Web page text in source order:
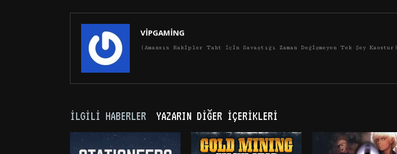
VİPGAMİNG
(Amansız Rakipler Taht İçin Savaştığı Zaman Değişmeyen Tek Şey Kaostur)
İLGILI HABERLER YAZARIN DIĞER İÇERIKLERI